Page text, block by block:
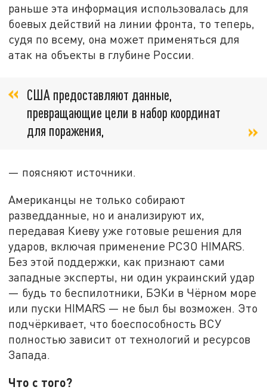
раньше эта информация использовалась для
боевых действий на линии фронта, то теперь,
судя по всему, она может применяться для
атак на объекты в глубине России.
США предоставляют данные,
превращающие цели в набор координат
для поражения,
— поясняют источники.
Американцы не только собирают
разведданные, но и анализируют их,
передавая Киеву уже готовые решения для
ударов, включая применение РСЗО HIMARS.
Без этой поддержки, как признают сами
западные эксперты, ни один украинский удар
— будь то беспилотники, БЭКи в Чёрном море
или пуски HIMARS — не был бы возможен. Это
подчёркивает, что боеспособность ВСУ
полностью зависит от технологий и ресурсов
Запада.
Что с того?